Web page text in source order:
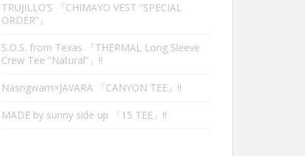
TRUJILLO’S 『CHIMAYO VEST “SPECIAL
ORDER”』
S.O.S. from Texas 『THERMAL Long Sleeve
Crew Tee “Natural”』‼︎
Nasngwam×JAVARA 『CANYON TEE』‼︎
MADE by sunny side up 『15 TEE』‼︎